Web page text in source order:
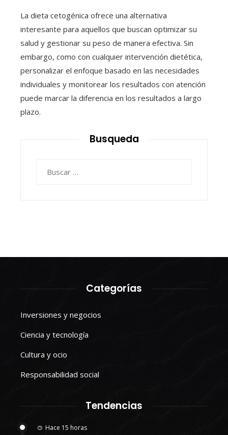
La dieta cetogénica ofrece una alternativa
interesante para aquellos que buscan optimizar su
salud y gestionar su peso de manera efectiva. Sin
embargo, como con cualquier intervención dietética,
personalizar el enfoque basado en las necesidades
individuales y monitorear los resultados con atención
puede marcar la diferencia en los resultados a largo
plazo.
Busqueda
Categorías
Inversiones y negocios
Ciencia y tecnología
Cultura y ocio
Responsabilidad social
Tendencias
Hace 15 horas